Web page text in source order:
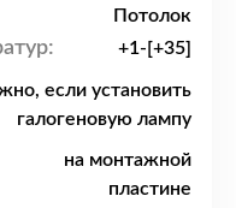
Потолок
+1-[+35]
если установить
галогеновую лампу
на монтажной
пластине